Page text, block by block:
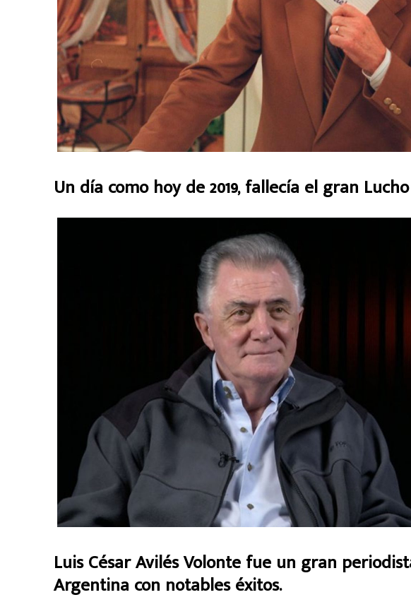
Un día como hoy de 2019, fallecía el gran
Luis César Avilés Volonte fue un gran
Argentina con notables éxitos.